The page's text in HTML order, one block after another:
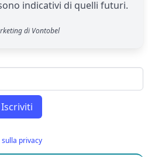
indicativi di quelli futuri.
di Vontobel
Iscriviti
privacy